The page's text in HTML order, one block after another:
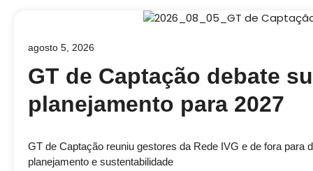
agosto 5, 2026
GT de Captação debate
planejamento para 2027
GT de Captação reuniu gestores da Rede IVG e de fora para
planejamento e sustentabilidade